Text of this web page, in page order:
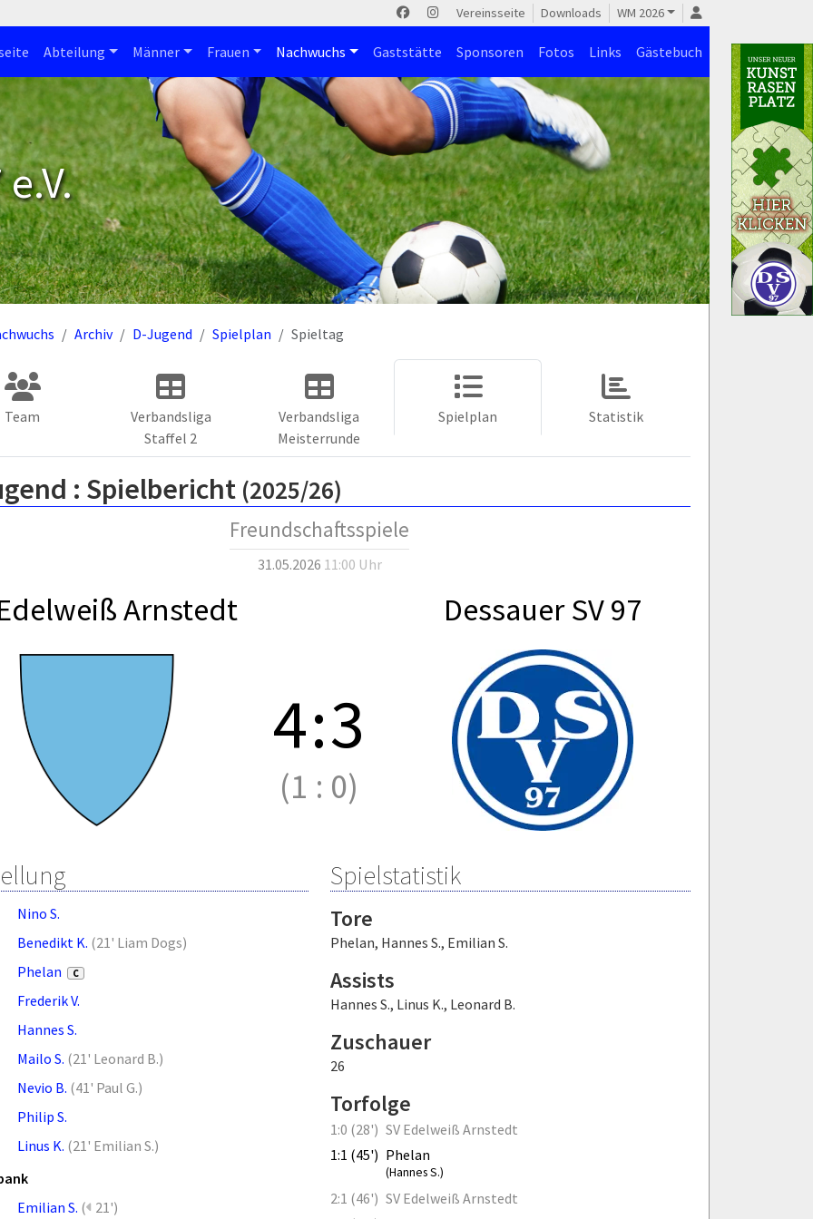
Vereinsseite Downloads WM 2026
Abteilung Männer Frauen Nachwuchs Gaststätte Sponsoren Fotos Links Gästebuch
Archiv D-Jugend Spielplan Spieltag
Team
Verbandsliga
Staffel 2
Verbandsliga
Meisterrunde
Spielplan Statistik
: Spielbericht (2025/26)
Freundschaftsspiele
31.05.2026 11:00 Uhr
Arnstedt Dessauer SV 97
4:3
(1 : 0)
Nino S.
Benedikt K. (21' Liam Dogs)
Phelan
C
Frederik V.
Hannes S.
Mailo S. (21' Leonard B.)
Nevio B. (41' Paul G.)
Philip S.
Linus K. (21' Emilian S.)
Emilian S. ( 21')
Spielstatistik
Tore
Phelan, Hannes S., Emilian S.
Assists
Hannes S., Linus K., Leonard B.
Zuschauer
26
Torfolge
1:0 (28') SV Edelweiß Arnstedt
1:1 (45') Phelan
(Hannes S.)
2:1 (46') SV Edelweiß Arnstedt